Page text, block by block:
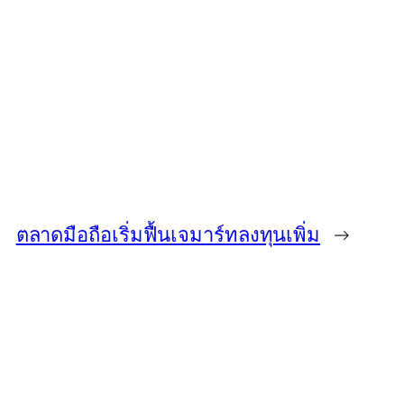
ตลาดมือถือเริ่มฟื้นเจมาร์ทลงทุนเพิ่ม →